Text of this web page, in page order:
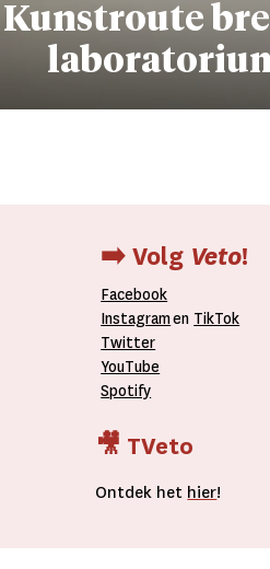
Kunstroute
➡️ Volg Veto!
Facebook
Instagramen TikTok
Twitter
YouTube
Spotify
🎥 TVeto
Ontdek het hier!